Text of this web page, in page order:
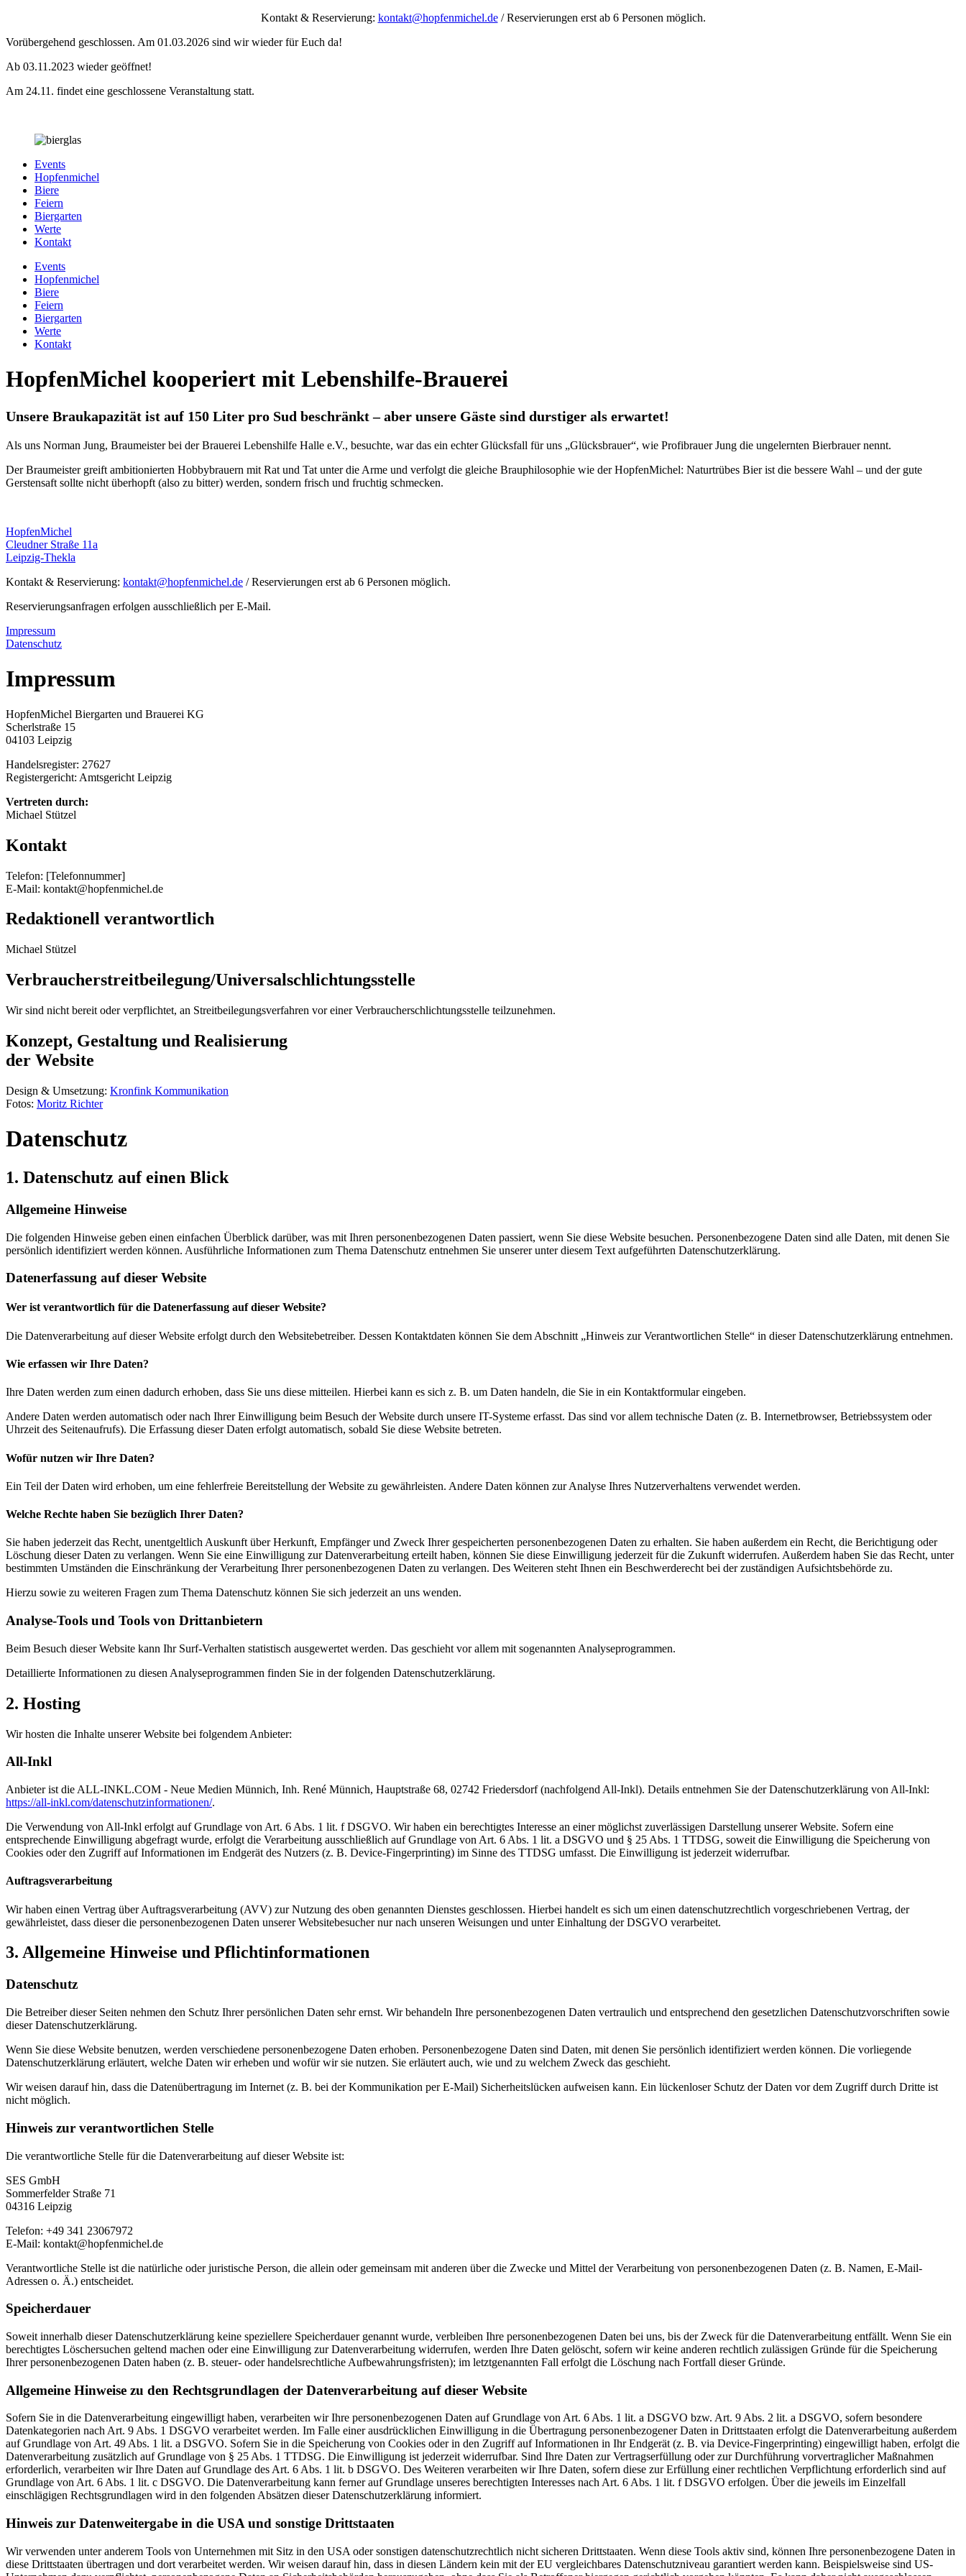
springen
Kontakt & Reservierung: kontakt@hopfenmichel.de/ Reservierungen erst ab 6 Personen möglich.
Vorübergehend geschlossen. Am 01.03.2026 sind wir wieder für Euch da!
Ab 03.11.2023 wieder geöffnet!
Am 24.11. findet eine geschlossene Veranstaltung statt.
Events
Hopfenmichel
Biere
Feiern
Biergarten
Werte
Kontakt
Events
Hopfenmichel
Biere
Feiern
Biergarten
Werte
Kontakt
HopfenMichel kooperiert mit Lebenshilfe-Brauerei
Unsere Braukapazität ist auf 150 Liter pro Sud beschränkt – aber unsere Gäste sind durstiger als erwartet!
Als uns Norman Jung, Braumeister bei der Brauerei Lebenshilfe Halle e.V., besuchte, war das ein echter Glücksfall für uns „Glücksbrauer“, wie Profibrauer Jung die ungelernten Bierbrauer nennt.
Der Braumeister greift ambitionierten Hobbybrauern mit Rat und Tat unter die Arme und verfolgt die gleiche Brauphilosophie wie der HopfenMichel: Naturtrübes Bier ist die bessere Wahl – und der gute
Gerstensaft sollte nicht überhopft (also zu bitter) werden, sondern frisch und fruchtig schmecken.
HopfenMichel
Cleudner Straße 11a
Leipzig-Thekla
Kontakt & Reservierung: kontakt@hopfenmichel.de / Reservierungen erst ab 6 Personen möglich.
Reservierungsanfragen erfolgen ausschließlich per E-Mail.
Impressum
Datenschutz
Impressum
HopfenMichel Biergarten und Brauerei KG
Scherlstraße 15
04103 Leipzig
Handelsregister: 27627
Registergericht: Amtsgericht Leipzig
Vertreten durch:
Michael Stützel
Kontakt
Telefon: [Telefonnummer]
E-Mail: kontakt@hopfenmichel.de
Redaktionell verantwortlich
Michael Stützel
Verbraucher­streit­beilegung/Universal­schlichtungs­stelle
Wir sind nicht bereit oder verpflichtet, an Streitbeilegungsverfahren vor einer Verbraucherschlichtungsstelle teilzunehmen.
Konzept, Gestaltung und Realisierung
der Website
Design & Umsetzung: Kronfink Kommunikation
Fotos: Moritz Richter
Datenschutz
1. Datenschutz auf einen Blick
Allgemeine Hinweise
Die folgenden Hinweise geben einen einfachen Überblick darüber, was mit Ihren personenbezogenen Daten passiert, wenn Sie diese Website besuchen. Personenbezogene Daten sind alle Daten, mit denen Sie
persönlich identifiziert werden können. Ausführliche Informationen zum Thema Datenschutz entnehmen Sie unserer unter diesem Text aufgeführten Datenschutzerklärung.
Datenerfassung auf dieser Website
Wer ist verantwortlich für die Datenerfassung auf dieser Website?
Die Datenverarbeitung auf dieser Website erfolgt durch den Websitebetreiber. Dessen Kontaktdaten können Sie dem Abschnitt „Hinweis zur Verantwortlichen Stelle“ in dieser Datenschutzerklärung entnehmen.
Wie erfassen wir Ihre Daten?
Ihre Daten werden zum einen dadurch erhoben, dass Sie uns diese mitteilen. Hierbei kann es sich z. B. um Daten handeln, die Sie in ein Kontaktformular eingeben.
Andere Daten werden automatisch oder nach Ihrer Einwilligung beim Besuch der Website durch unsere IT-Systeme erfasst. Das sind vor allem technische Daten (z. B. Internetbrowser, Betriebssystem oder
Uhrzeit des Seitenaufrufs). Die Erfassung dieser Daten erfolgt automatisch, sobald Sie diese Website betreten.
Wofür nutzen wir Ihre Daten?
Ein Teil der Daten wird erhoben, um eine fehlerfreie Bereitstellung der Website zu gewährleisten. Andere Daten können zur Analyse Ihres Nutzerverhaltens verwendet werden.
Welche Rechte haben Sie bezüglich Ihrer Daten?
Sie haben jederzeit das Recht, unentgeltlich Auskunft über Herkunft, Empfänger und Zweck Ihrer gespeicherten personenbezogenen Daten zu erhalten. Sie haben außerdem ein Recht, die Berichtigung oder
Löschung dieser Daten zu verlangen. Wenn Sie eine Einwilligung zur Datenverarbeitung erteilt haben, können Sie diese Einwilligung jederzeit für die Zukunft widerrufen. Außerdem haben Sie das Recht, unter
bestimmten Umständen die Einschränkung der Verarbeitung Ihrer personenbezogenen Daten zu verlangen. Des Weiteren steht Ihnen ein Beschwerderecht bei der zuständigen Aufsichtsbehörde zu.
Hierzu sowie zu weiteren Fragen zum Thema Datenschutz können Sie sich jederzeit an uns wenden.
Analyse-Tools und Tools von Dritt­anbietern
Beim Besuch dieser Website kann Ihr Surf-Verhalten statistisch ausgewertet werden. Das geschieht vor allem mit sogenannten Analyseprogrammen.
Detaillierte Informationen zu diesen Analyseprogrammen finden Sie in der folgenden Datenschutzerklärung.
2. Hosting
Wir hosten die Inhalte unserer Website bei folgendem Anbieter:
All-Inkl
Anbieter ist die ALL-INKL.COM - Neue Medien Münnich, Inh. René Münnich, Hauptstraße 68, 02742 Friedersdorf (nachfolgend All-Inkl). Details entnehmen Sie der Datenschutzerklärung von All-Inkl:
https://all-inkl.com/datenschutzinformationen/.
Die Verwendung von All-Inkl erfolgt auf Grundlage von Art. 6 Abs. 1 lit. f DSGVO. Wir haben ein berechtigtes Interesse an einer möglichst zuverlässigen Darstellung unserer Website. Sofern eine
entsprechende Einwilligung abgefragt wurde, erfolgt die Verarbeitung ausschließlich auf Grundlage von Art. 6 Abs. 1 lit. a DSGVO und § 25 Abs. 1 TTDSG, soweit die Einwilligung die Speicherung von
Cookies oder den Zugriff auf Informationen im Endgerät des Nutzers (z. B. Device-Fingerprinting) im Sinne des TTDSG umfasst. Die Einwilligung ist jederzeit widerrufbar.
Auftragsverarbeitung
Wir haben einen Vertrag über Auftragsverarbeitung (AVV) zur Nutzung des oben genannten Dienstes geschlossen. Hierbei handelt es sich um einen datenschutzrechtlich vorgeschriebenen Vertrag, der
gewährleistet, dass dieser die personenbezogenen Daten unserer Websitebesucher nur nach unseren Weisungen und unter Einhaltung der DSGVO verarbeitet.
3. Allgemeine Hinweise und Pflicht­informationen
Datenschutz
Die Betreiber dieser Seiten nehmen den Schutz Ihrer persönlichen Daten sehr ernst. Wir behandeln Ihre personenbezogenen Daten vertraulich und entsprechend den gesetzlichen Datenschutzvorschriften sowie
dieser Datenschutzerklärung.
Wenn Sie diese Website benutzen, werden verschiedene personenbezogene Daten erhoben. Personenbezogene Daten sind Daten, mit denen Sie persönlich identifiziert werden können. Die vorliegende
Datenschutzerklärung erläutert, welche Daten wir erheben und wofür wir sie nutzen. Sie erläutert auch, wie und zu welchem Zweck das geschieht.
Wir weisen darauf hin, dass die Datenübertragung im Internet (z. B. bei der Kommunikation per E-Mail) Sicherheitslücken aufweisen kann. Ein lückenloser Schutz der Daten vor dem Zugriff durch Dritte ist
nicht möglich.
Hinweis zur verantwortlichen Stelle
Die verantwortliche Stelle für die Datenverarbeitung auf dieser Website ist:
SES GmbH
Sommerfelder Straße 71
04316 Leipzig
Telefon: +49 341 23067972
E-Mail: kontakt@hopfenmichel.de
Verantwortliche Stelle ist die natürliche oder juristische Person, die allein oder gemeinsam mit anderen über die Zwecke und Mittel der Verarbeitung von personenbezogenen Daten (z. B. Namen, E-Mail-
Adressen o. Ä.) entscheidet.
Speicherdauer
Soweit innerhalb dieser Datenschutzerklärung keine speziellere Speicherdauer genannt wurde, verbleiben Ihre personenbezogenen Daten bei uns, bis der Zweck für die Datenverarbeitung entfällt. Wenn Sie ein
berechtigtes Löschersuchen geltend machen oder eine Einwilligung zur Datenverarbeitung widerrufen, werden Ihre Daten gelöscht, sofern wir keine anderen rechtlich zulässigen Gründe für die Speicherung
Ihrer personenbezogenen Daten haben (z. B. steuer- oder handelsrechtliche Aufbewahrungsfristen); im letztgenannten Fall erfolgt die Löschung nach Fortfall dieser Gründe.
Allgemeine Hinweise zu den Rechtsgrundlagen der Datenverarbeitung auf dieser Website
Sofern Sie in die Datenverarbeitung eingewilligt haben, verarbeiten wir Ihre personenbezogenen Daten auf Grundlage von Art. 6 Abs. 1 lit. a DSGVO bzw. Art. 9 Abs. 2 lit. a DSGVO, sofern besondere
Datenkategorien nach Art. 9 Abs. 1 DSGVO verarbeitet werden. Im Falle einer ausdrücklichen Einwilligung in die Übertragung personenbezogener Daten in Drittstaaten erfolgt die Datenverarbeitung außerdem
auf Grundlage von Art. 49 Abs. 1 lit. a DSGVO. Sofern Sie in die Speicherung von Cookies oder in den Zugriff auf Informationen in Ihr Endgerät (z. B. via Device-Fingerprinting) eingewilligt haben, erfolgt die
Datenverarbeitung zusätzlich auf Grundlage von § 25 Abs. 1 TTDSG. Die Einwilligung ist jederzeit widerrufbar. Sind Ihre Daten zur Vertragserfüllung oder zur Durchführung vorvertraglicher Maßnahmen
erforderlich, verarbeiten wir Ihre Daten auf Grundlage des Art. 6 Abs. 1 lit. b DSGVO. Des Weiteren verarbeiten wir Ihre Daten, sofern diese zur Erfüllung einer rechtlichen Verpflichtung erforderlich sind auf
Grundlage von Art. 6 Abs. 1 lit. c DSGVO. Die Datenverarbeitung kann ferner auf Grundlage unseres berechtigten Interesses nach Art. 6 Abs. 1 lit. f DSGVO erfolgen. Über die jeweils im Einzelfall
einschlägigen Rechtsgrundlagen wird in den folgenden Absätzen dieser Datenschutzerklärung informiert.
Hinweis zur Datenweitergabe in die USA und sonstige Drittstaaten
Wir verwenden unter anderem Tools von Unternehmen mit Sitz in den USA oder sonstigen datenschutzrechtlich nicht sicheren Drittstaaten. Wenn diese Tools aktiv sind, können Ihre personenbezogene Daten in
diese Drittstaaten übertragen und dort verarbeitet werden. Wir weisen darauf hin, dass in diesen Ländern kein mit der EU vergleichbares Datenschutzniveau garantiert werden kann. Beispielsweise sind US-